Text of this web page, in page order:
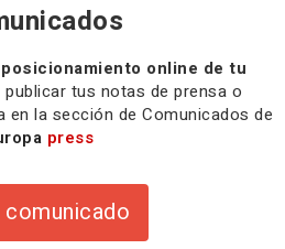
online de tu
publicar tus notas de prensa o
en la sección de Comunicados de
press
comunicado